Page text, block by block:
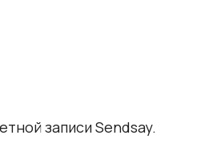
записи Sendsay.